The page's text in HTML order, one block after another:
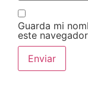
Guarda mi
este